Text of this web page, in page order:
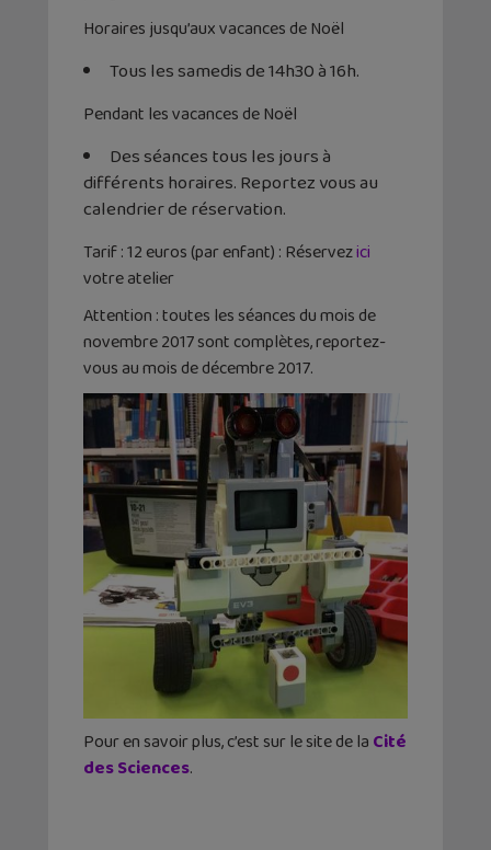
Horaires jusqu’aux vacances de Noël
Tous les samedis de 14h30 à 16h.
Pendant les vacances de Noël
Des séances tous les jours à
différents horaires. Reportez vous au
calendrier de réservation.
Tarif : 12 euros (par enfant) : Réservezici
votre atelier
Attention : toutes les séances du mois de
novembre 2017 sont complètes, reportez-
vous au mois de décembre 2017.
Pour en savoir plus, c’est sur le site de la Cité
des Sciences.